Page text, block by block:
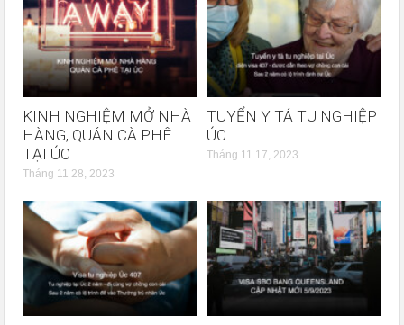
KINH NGHIỆM MỞ NHÀ
HÀNG, QUÁN CÀ PHÊ
TẠI ÚC
Tháng 11 28, 2023
TUYỂN Y TÁ TU NGHIỆP
ÚC
Tháng 11 17, 2023